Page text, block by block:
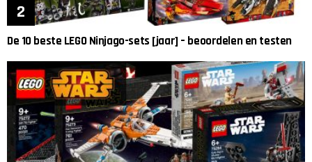
De 10 beste LEGO Ninjago-sets [jaar] – beoordelen en testen